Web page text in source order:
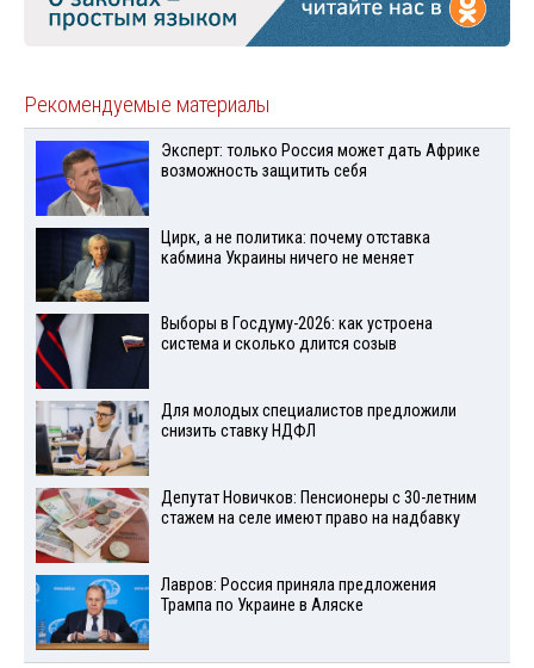
Рекомендуемые материалы
Эксперт: только Россия может дать Африке
возможность защитить себя
Цирк, а не политика: почему отставка
кабмина Украины ничего не меняет
Выборы в Госдуму-2026: как устроена
система и сколько длится созыв
Для молодых специалистов предложили
снизить ставку НДФЛ
Депутат Новичков: Пенсионеры с 30-летним
стажем на селе имеют право на надбавку
Лавров: Россия приняла предложения
Трампа по Украине в Аляске